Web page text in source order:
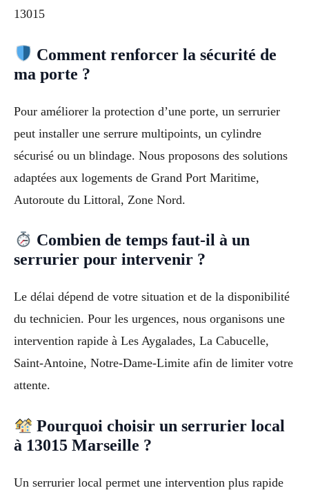
13015
Comment renforcer la sécurité de
ma porte ?
Pour améliorer la protection d’une porte, un serrurier
peut installer une serrure multipoints, un cylindre
sécurisé ou un blindage. Nous proposons des solutions
adaptées aux logements de Grand Port Maritime,
Autoroute du Littoral, Zone Nord.
Combien de temps faut-il à un
serrurier pour intervenir ?
Le délai dépend de votre situation et de la disponibilité
du technicien. Pour les urgences, nous organisons une
intervention rapide à Les Aygalades, La Cabucelle,
Saint-Antoine, Notre-Dame-Limite afin de limiter votre
attente.
Pourquoi choisir un serrurier local
à 13015 Marseille ?
Un serrurier local permet une intervention plus rapide